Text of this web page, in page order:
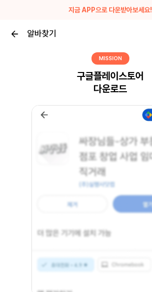
지금 APP으로 다운받아보세요!
알바찾기
MISSION
구글플레이스토어
다운로드